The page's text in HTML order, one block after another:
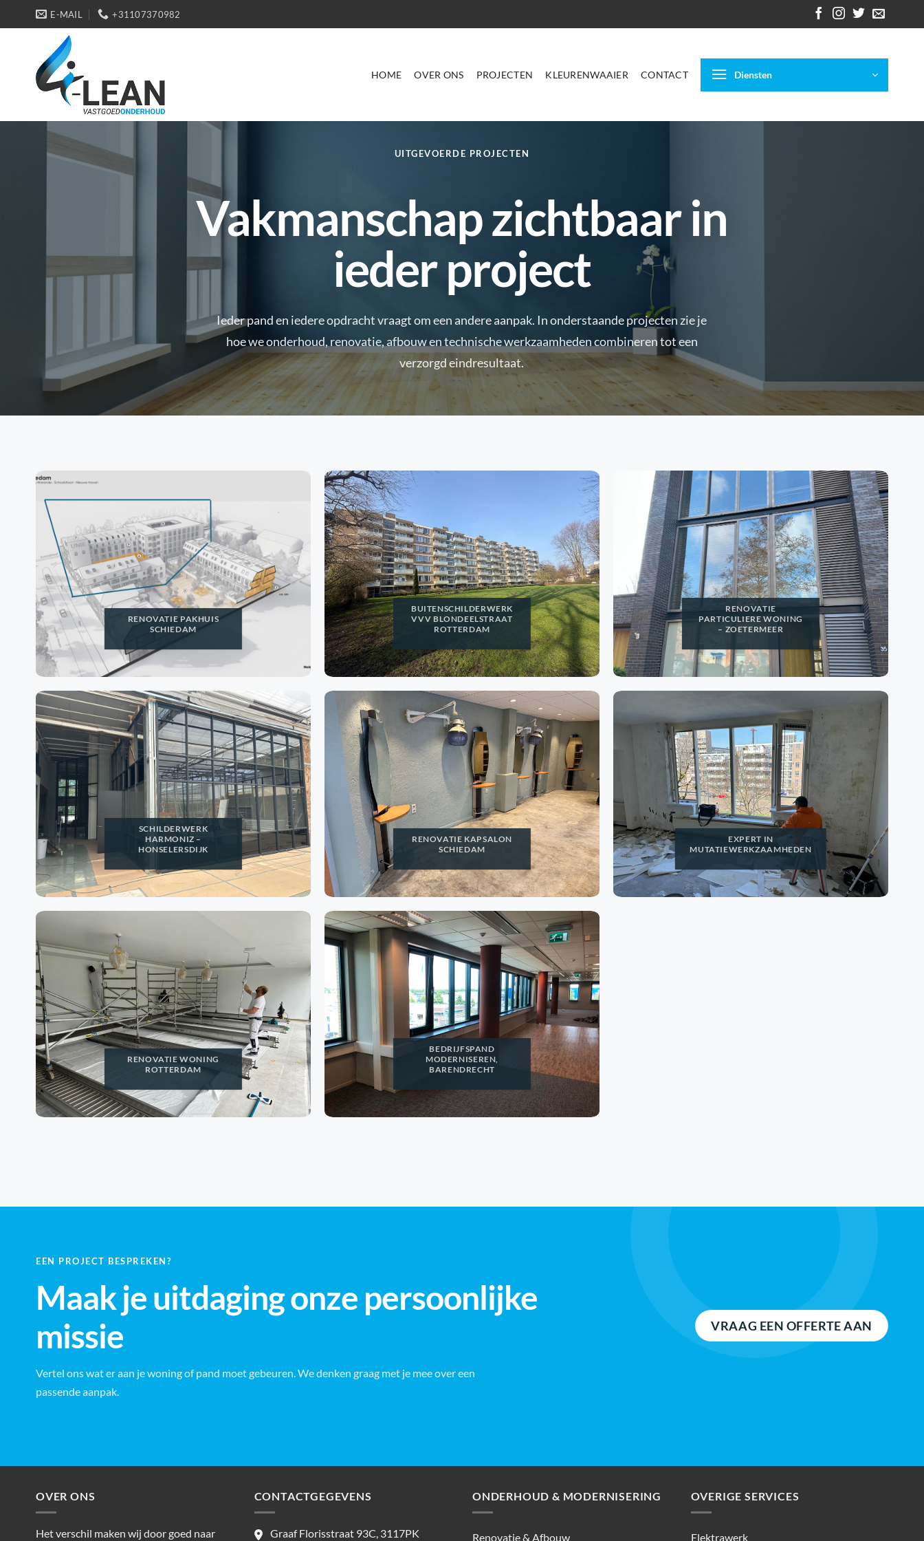
naar
E-MAIL +31107370982
HOME OVER ONS PROJECTEN KLEURENWAAIER CONTACT Diensten
UITGEVOERDE PROJECTEN
Vakmanschap zichtbaar in
ieder project
Ieder pand en iedere opdracht vraagt om een andere aanpak. In onderstaande projecten zie je
hoe we onderhoud, renovatie, afbouw en technische werkzaamheden combineren tot een
verzorgd eindresultaat.
RENOVATIE PAKHUIS
SCHIEDAM
BUITENSCHILDERWERK
VVV BLONDEELSTRAAT
ROTTERDAM
RENOVATIE
PARTICULIERE WONING
– ZOETERMEER
SCHILDERWERK
HARMONIZ –
HONSELERSDIJK
RENOVATIE KAPSALON
SCHIEDAM
EXPERT IN
MUTATIEWERKZAAMHEDEN
RENOVATIE WONING
ROTTERDAM
BEDRIJFSPAND
MODERNISEREN,
BARENDRECHT
EEN PROJECT BESPREKEN?
Maak je uitdaging onze persoonlijke
missie
Vertel ons wat er aan je woning of pand moet gebeuren. We denken graag met je mee over een
passende aanpak.
VRAAG EEN OFFERTE AAN
OVER ONS
Het verschil maken wij door goed naar
CONTACTGEGEVENS
Graaf Florisstraat 93C, 3117PK
ONDERHOUD & MODERNISERING
Renovatie & Afbouw
OVERIGE SERVICES
Elektrawerk